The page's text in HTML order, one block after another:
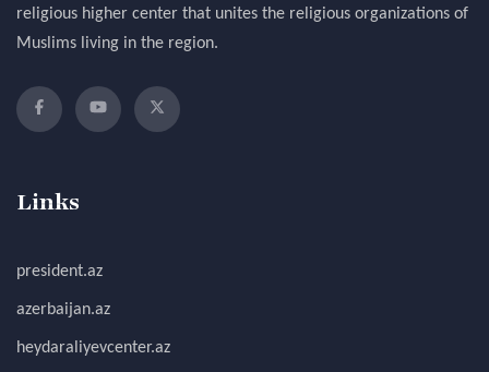
religious higher center that unites the religious organizations of
Muslims living in the region.
Links
president.az
azerbaijan.az
heydaraliyevcenter.az